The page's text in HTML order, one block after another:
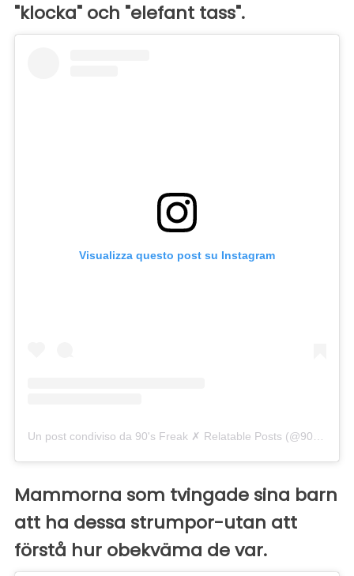
"klocka" och "elefant tass".
Visualizza questo post su Instagram
Mammorna som tvingade sina barn
att ha dessa strumpor-utan att
förstå hur obekväma de var.